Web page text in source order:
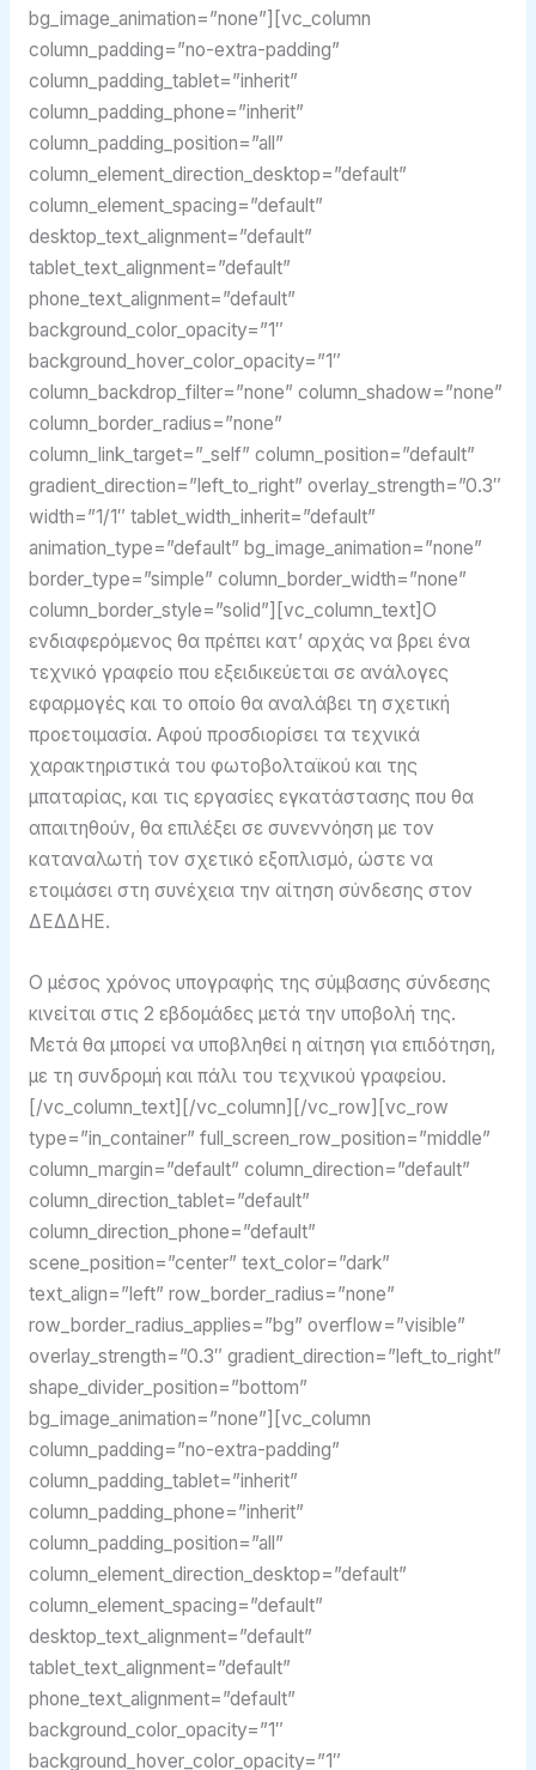
bg_image_animation=”none”][vc_column
column_padding=”no-extra-padding”
column_padding_tablet=”inherit”
column_padding_phone=”inherit”
column_padding_position=”all”
column_element_direction_desktop=”default”
column_element_spacing=”default”
desktop_text_alignment=”default”
tablet_text_alignment=”default”
phone_text_alignment=”default”
background_color_opacity=”1″
background_hover_color_opacity=”1″
column_backdrop_filter=”none” column_shadow=”none”
column_border_radius=”none”
column_link_target=”_self” column_position=”default”
gradient_direction=”left_to_right” overlay_strength=”0.3″
width=”1/1″ tablet_width_inherit=”default”
animation_type=”default” bg_image_animation=”none”
border_type=”simple” column_border_width=”none”
column_border_style=”solid”][vc_column_text]Ο
ενδιαφερόμενος θα πρέπει κατʼ αρχάς να βρει ένα
τεχνικό γραφείο που εξειδικεύεται σε ανάλογες
εφαρμογές και το οποίο θα αναλάβει τη σχετική
προετοιμασία. Αφού προσδιορίσει τα τεχνικά
χαρακτηριστικά του φωτοβολταϊκού και της
μπαταρίας, και τις εργασίες εγκατάστασης που θα
απαιτηθούν, θα επιλέξει σε συνεννόηση με τον
καταναλωτή τον σχετικό εξοπλισμό, ώστε να
ετοιμάσει στη συνέχεια την αίτηση σύνδεσης στον
ΔΕΔΔΗΕ.
Ο μέσος χρόνος υπογραφής της σύμβασης σύνδεσης
κινείται στις 2 εβδομάδες μετά την υποβολή της.
Μετά θα μπορεί να υποβληθεί η αίτηση για επιδότηση,
με τη συνδρομή και πάλι του τεχνικού γραφείου.
[/vc_column_text][/vc_column][/vc_row][vc_row
type=”in_container” full_screen_row_position=”middle”
column_margin=”default” column_direction=”default”
column_direction_tablet=”default”
column_direction_phone=”default”
scene_position=”center” text_color=”dark”
text_align=”left” row_border_radius=”none”
row_border_radius_applies=”bg” overflow=”visible”
overlay_strength=”0.3″ gradient_direction=”left_to_right”
shape_divider_position=”bottom”
bg_image_animation=”none”][vc_column
column_padding=”no-extra-padding”
column_padding_tablet=”inherit”
column_padding_phone=”inherit”
column_padding_position=”all”
column_element_direction_desktop=”default”
column_element_spacing=”default”
desktop_text_alignment=”default”
tablet_text_alignment=”default”
phone_text_alignment=”default”
background_color_opacity=”1″
background_hover_color_opacity=”1″